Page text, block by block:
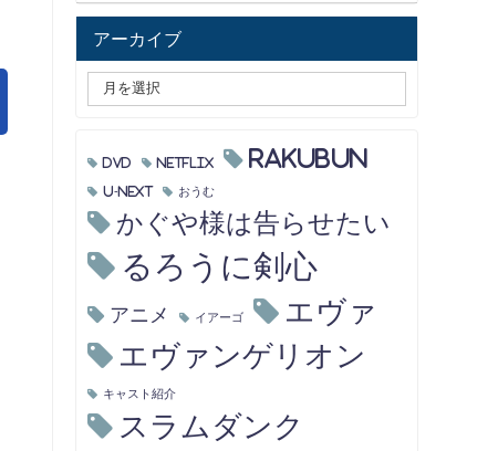
アーカイブ
DVD Netflix RAKUBUN
U-NEXT おうむ
かぐや様は告らせたい
るろうに剣心
アニメ イアーゴ
エヴァ
エヴァンゲリオン
キャスト紹介
スラムダンク